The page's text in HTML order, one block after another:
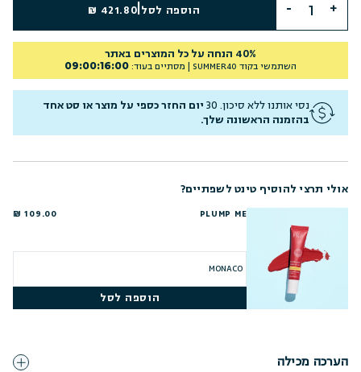
הוספה לסל 421.80 ₪
40% הנחה על כל המוצרים באתר
השתמשי בקוד SUMMER40 | מסתיים בעוד: 09:00:16:00
נסי אותנו ללא סיכון. 30
יום החזר כספי על מוצר או סט אחד
בהזמנה הראשונה שלך.
אולי תרצי להוסיף טינט לשפתיים?
PLUMP ME
109.00 ₪
הוספה לסל
הערכה מכילה